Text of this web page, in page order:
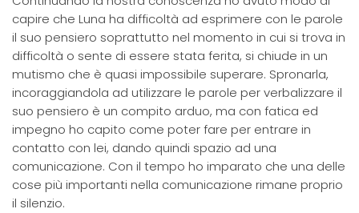
capire che Luna ha difficoltà ad esprimere con le parole
il suo pensiero soprattutto nel momento in cui si trova in
difficoltà o sente di essere stata ferita, si chiude in un
mutismo che è quasi impossibile superare. Spronarla,
incoraggiandola ad utilizzare le parole per verbalizzare il
suo pensiero è un compito arduo, ma con fatica ed
impegno ho capito come poter fare per entrare in
contatto con lei, dando quindi spazio ad una
comunicazione. Con il tempo ho imparato che una delle
cose più importanti nella comunicazione rimane proprio
il silenzio.